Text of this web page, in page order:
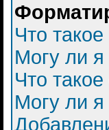
Что
Могу ли я
Что
Могу ли я